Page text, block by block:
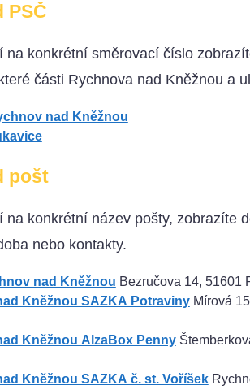
PSČ
na konkrétní směrovací číslo
části Rychnova nad Kněžnou a
nad Kněžnou
pošt
na konkrétní název pošty, zobrazíte
nebo kontakty.
nad Kněžnou Bezručova 14, 51601
Kněžnou SAZKA PotravinyMírová
Kněžnou AlzaBox Penny
Kněžnou SAZKA č. st. Voříšek